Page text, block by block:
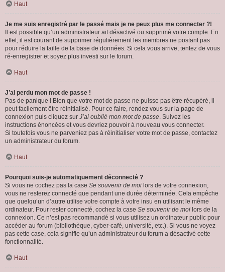
Haut
Je me suis enregistré par le passé mais je ne peux plus me connecter ?!
Il est possible qu’un administrateur ait désactivé ou supprimé votre compte. En
effet, il est courant de supprimer régulièrement les membres ne postant pas
pour réduire la taille de la base de données. Si cela vous arrive, tentez de vous
ré-enregistrer et soyez plus investi sur le forum.
Haut
J’ai perdu mon mot de passe !
Pas de panique ! Bien que votre mot de passe ne puisse pas être récupéré, il
peut facilement être réinitialisé. Pour ce faire, rendez vous sur la page de
connexion puis cliquez sur J’ai oublié mon mot de passe. Suivez les
instructions énoncées et vous devriez pouvoir à nouveau vous connecter.
Si toutefois vous ne parveniez pas à réinitialiser votre mot de passe, contactez
un administrateur du forum.
Haut
Pourquoi suis-je automatiquement déconnecté ?
Si vous ne cochez pas la case Se souvenir de moi lors de votre connexion,
vous ne resterez connecté que pendant une durée déterminée. Cela empêche
que quelqu’un d’autre utilise votre compte à votre insu en utilisant le même
ordinateur. Pour rester connecté, cochez la case Se souvenir de moi lors de la
connexion. Ce n’est pas recommandé si vous utilisez un ordinateur public pour
accéder au forum (bibliothèque, cyber-café, université, etc.). Si vous ne voyez
pas cette case, cela signifie qu’un administrateur du forum a désactivé cette
fonctionnalité.
Haut